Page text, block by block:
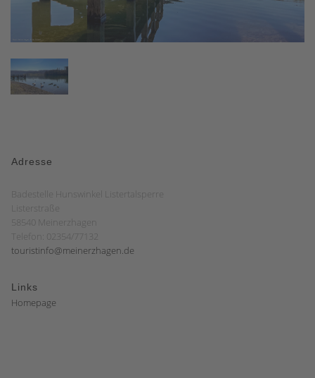
Adresse
Badestelle Hunswinkel Listertalsperre
Listerstraße
58540 Meinerzhagen
Telefon: 02354/77132
touristinfo@meinerzhagen.de
Links
Homepage